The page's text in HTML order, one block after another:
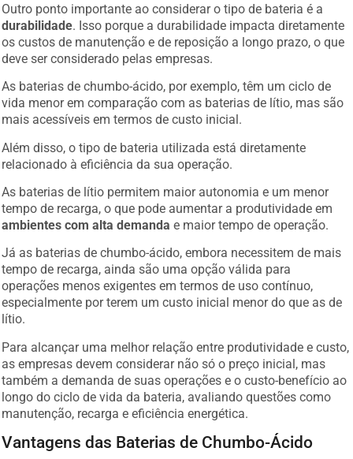
Outro ponto importante ao considerar o tipo de bateria é a
durabilidade. Isso porque a durabilidade impacta diretamente
os custos de manutenção e de reposição a longo prazo, o que
deve ser considerado pelas empresas.
As baterias de chumbo-ácido, por exemplo, têm um ciclo de
vida menor em comparação com as baterias de lítio, mas são
mais acessíveis em termos de custo inicial.
Além disso, o tipo de bateria utilizada está diretamente
relacionado à eficiência da sua operação.
As baterias de lítio permitem maior autonomia e um menor
tempo de recarga, o que pode aumentar a produtividade em
ambientes com alta demanda e maior tempo de operação.
Já as baterias de chumbo-ácido, embora necessitem de mais
tempo de recarga, ainda são uma opção válida para
operações menos exigentes em termos de uso contínuo,
especialmente por terem um custo inicial menor do que as de
lítio.
Para alcançar uma melhor relação entre produtividade e custo,
as empresas devem considerar não só o preço inicial, mas
também a demanda de suas operações e o custo-benefício ao
longo do ciclo de vida da bateria, avaliando questões como
manutenção, recarga e eficiência energética.
Vantagens das Baterias de Chumbo-Ácido